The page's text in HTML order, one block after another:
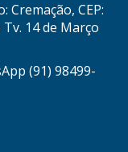
Cremação, CEP:
14 de Março
(91) 98499-